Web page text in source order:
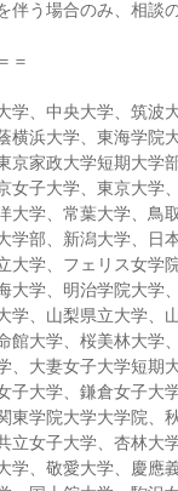
う場合のみ、相談
＝
学、中央大学、筑波
横浜大学、東海学院
京家政大学短期大学
女子大学、東京大学
大学、常葉大学、鳥
学部、新潟大学、日
大学、フェリス女学
大学、明治学院大学
学、山梨県立大学、
館大学、桜美林大学
、大妻女子大学短期
子大学、鎌倉女子大
東学院大学大学院、
立女子大学、杏林大
学、敬愛大学、慶應